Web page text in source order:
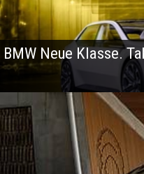
BMW Neue Klasse.